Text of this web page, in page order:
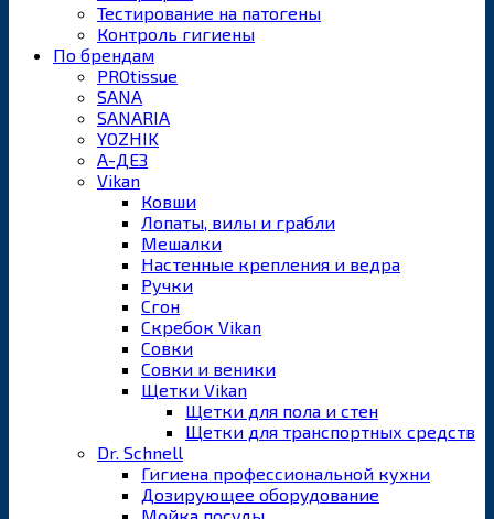
Тестирование на патогены
Контроль гигиены
По брендам
PROtissue
SANA
SANARIA
YOZHIK
А-ДЕЗ
Vikan
Ковши
Лопаты, вилы и грабли
Мешалки
Настенные крепления и ведра
Ручки
Сгон
Скребок Vikan
Совки
Совки и веники
Щетки Vikan
Щетки для пола и стен
Щетки для транспортных средств
Dr. Schnell
Гигиена профессиональной кухни
Дозирующее оборудование